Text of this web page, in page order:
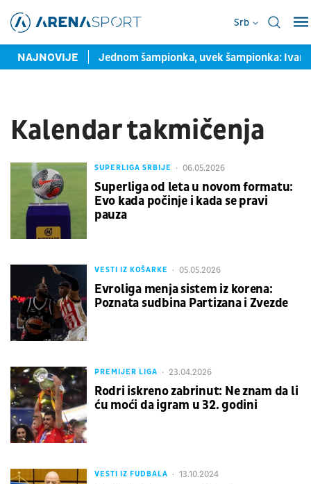
Srb
NAJNOVIJE
za Vokera Jednom šampionka, uvek šampionka:
Kalendar takmičenja
SUPERLIGA SRBIJE 06.05.2026
Superliga od leta u novom formatu:
Evo kada počinje i kada se pravi
pauza
VESTI IZ KOŠARKE 05.05.2026
Evroliga menja sistem iz korena:
Poznata sudbina Partizana i Zvezde
PREMIJER LIGA 23.04.2026
Rodri iskreno zabrinut: Ne znam da li
ću moći da igram u 32. godini
VESTI IZ FUDBALA 13.10.2024